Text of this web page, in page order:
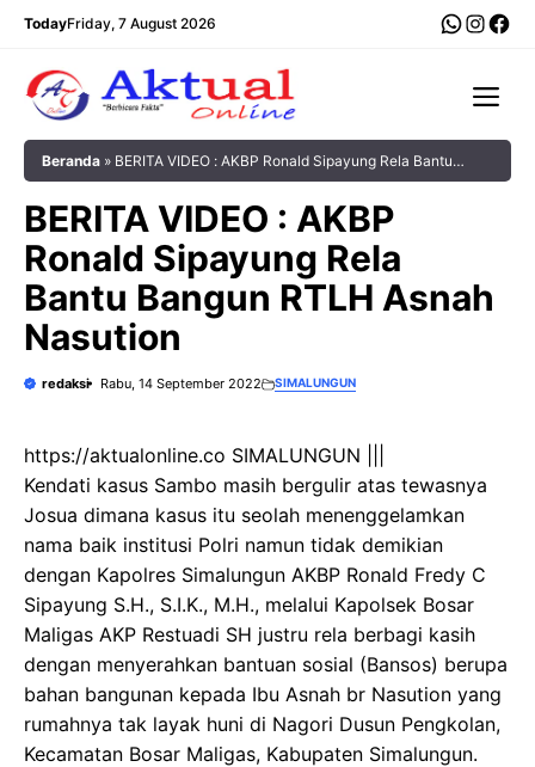
Langsung
TodayFriday, 7 August 2026
Beranda » BERITA VIDEO : AKBP Ronald Sipayung Rela Bantu
BERITA VIDEO : AKBP
Ronald Sipayung Rela
Bantu Bangun RTLH Asnah
Nasution
redaksi Rabu, 14 September 2022 SIMALUNGUN
https://aktualonline.co SIMALUNGUN |||
Kendati kasus Sambo masih bergulir atas tewasnya
Josua dimana kasus itu seolah menenggelamkan
nama baik institusi Polri namun tidak demikian
dengan Kapolres Simalungun AKBP Ronald Fredy C
Sipayung S.H., S.I.K., M.H., melalui Kapolsek Bosar
Maligas AKP Restuadi SH justru rela berbagi kasih
dengan menyerahkan bantuan sosial (Bansos) berupa
bahan bangunan kepada Ibu Asnah br Nasution yang
rumahnya tak layak huni di Nagori Dusun Pengkolan,
Kecamatan Bosar Maligas, Kabupaten Simalungun.